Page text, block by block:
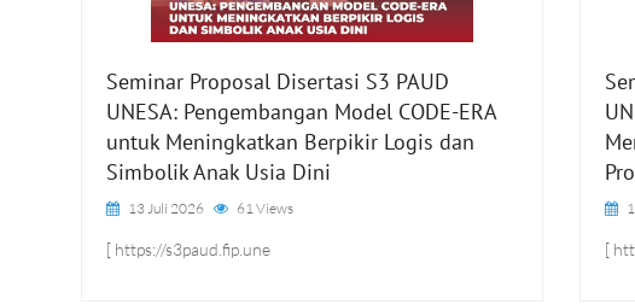
Seminar Proposal Disertasi S3 PAUD
UNESA: Pengembangan Model CODE-ERA
untuk Meningkatkan Berpikir Logis dan
Simbolik Anak Usia Dini
13 Juli 2026 61 Views
[ https://s3paud.fip.une [